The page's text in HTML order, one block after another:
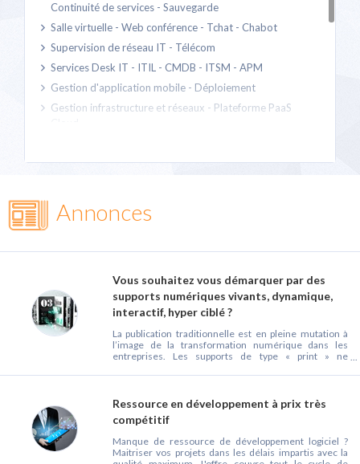
Continuité de services - Sauvegarde
Salle virtuelle - Web conférence - Tchat - Chabot
Supervision de réseau IT - Télécom
Services Desk IT - ITIL - CMDB - ITSM - APM
Gestion d'application mobile - Déploiement
Gestion infrastructure et réseaux - Plateforme PaaS
Outil de développement - Génération de code - SDK -
Management - Déploiement
d'application
Webisation - Revamping - Emulation
Annonces
Vous souhaitez vous démarquer par des
supports numériques vivants, dynamique,
interactif, hyper ciblé ?
La publication traditionnelle est en pleine mutation à
l’image de la transformation numérique dans les
entreprises. Les supports de type « print » ne
besoins des utilisateurs largement habitués à la
innovante existe pour agréger des contenus (texte,
vidéo, photos, graphe ..), de les assembler, de leur
donner vie dans des publications numériques
dynamiques à l’équivalence de l’interactivité possible
des sites Web. Contactez nous pour en parler.
Ressource en développement à prix très
compétitif
Manque de ressource de développement logiciel ?
Maitriser vos projets dans les délais impartis avec la